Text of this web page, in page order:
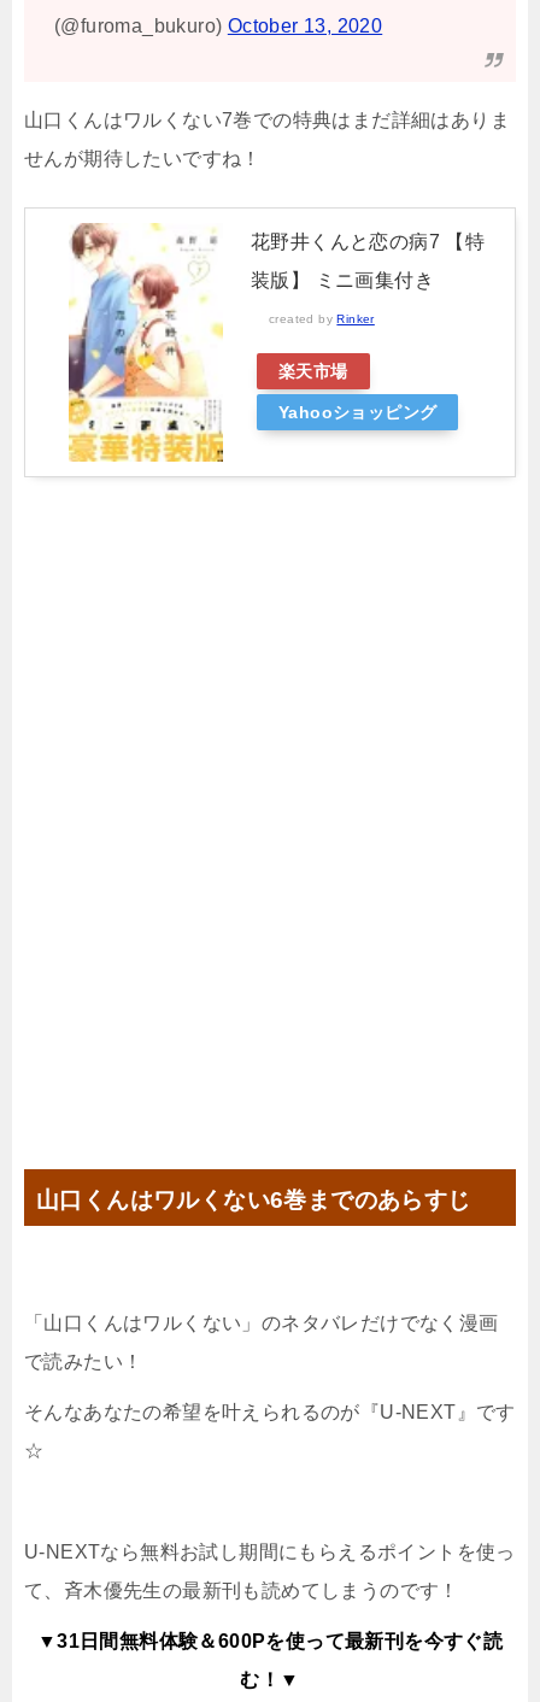
(@furoma_bukuro) October 13, 2020
山口くんはワルくない7巻での特典はまだ詳細はありま
せんが期待したいですね！
花野井くんと恋の病7 【特
装版】 ミニ画集付き
created byRinker
楽天市場
Yahooショッピング
山口くんはワルくない6巻までのあらすじ
「山口くんはワルくない」のネタバレだけでなく漫画
で読みたい！
そんなあなたの希望を叶えられるのが『U-NEXT』です
☆
U-NEXTなら無料お試し期間にもらえるポイントを使っ
て、斉木優先生の最新刊も読めてしまうのです！
▼31日間無料体験＆600Pを使って最新刊を今すぐ読
む！▼